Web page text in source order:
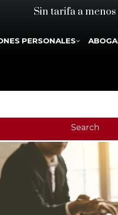
Sin tarifa a
PERSONALES
Search